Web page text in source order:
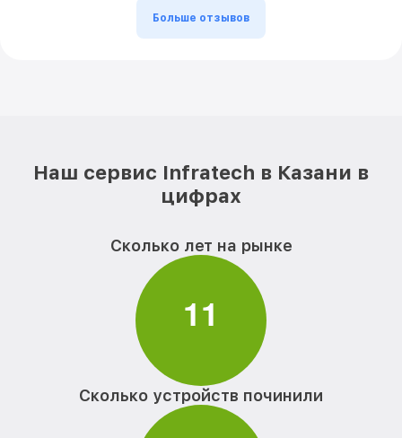
Больше отзывов
Наш сервис Infratech в Казани в
цифрах
Сколько лет на рынке
11
Сколько устройств починили